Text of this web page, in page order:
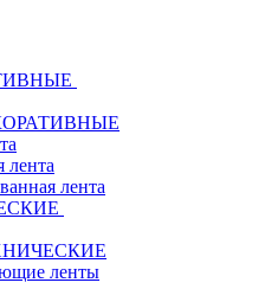
лента
лента
ленты